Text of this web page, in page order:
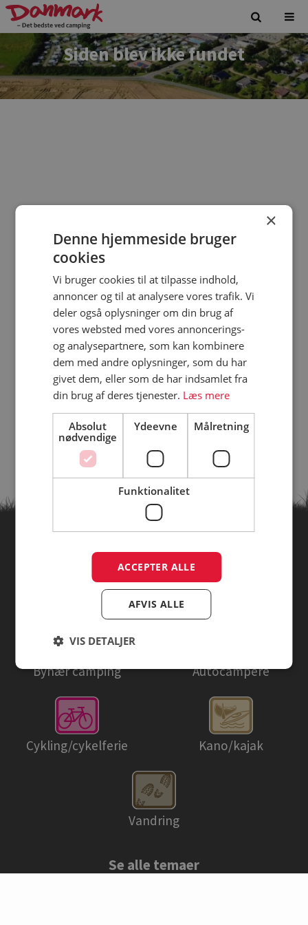
Siden blev ikke fundet
Vi beklager. Siden du forsøgte at tilgå findes ikke.
Find campingpladser ud fra
temaer
Bynær camping Autocampere
Cykling/cykelferie Kano/kajak
Vandring
Se alle temaer
×
Denne hjemmeside bruger
cookies
Vi bruger cookies til at tilpasse indhold,
annoncer og til at analysere vores trafik. Vi
deler også oplysninger om din brug af
vores websted med vores annoncerings-
og analysepartnere, som kan kombinere
dem med andre oplysninger, som du har
givet dem, eller som de har indsamlet fra
din brug af deres tjenester. Læs mere
Absolut
nødvendige
Ydeevne Målretning
Funktionalitet
ACCEPTER ALLE
AFVIS ALLE
VIS DETALJER